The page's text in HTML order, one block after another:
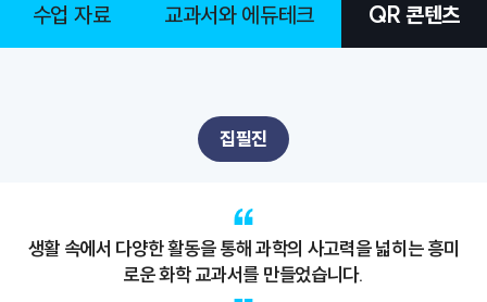
수업 자료 교과서와 에듀테크 QR 콘텐츠
집필진
생활 속에서 다양한 활동을 통해 과학의 사고력을 넓히는 흥미
로운 화학 교과서를 만들었습니다.